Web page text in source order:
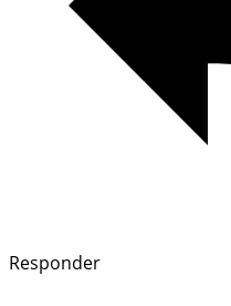
Responder